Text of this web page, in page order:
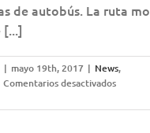
de autobús. La ruta
| mayo 19th, 2017 | News,
Comentarios desactivadosen
Agenda